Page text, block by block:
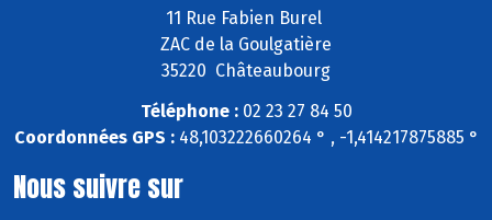
11 Rue Fabien Burel
ZAC de la Goulgatière
35220 Châteaubourg
Téléphone :02 23 27 84 50
Coordonnées GPS :48,103222660264 ° , -1,414217875885 °
Nous suivre sur